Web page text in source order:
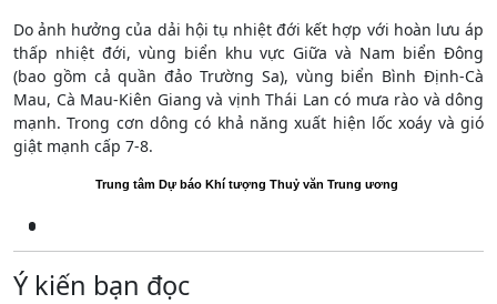
Do ảnh hưởng của dải hội tụ nhiệt đới kết hợp với hoàn lưu áp
thấp nhiệt đới, vùng biển khu vực Giữa và Nam biển Đông
(bao gồm cả quần đảo Trường Sa), vùng biển Bình Định-Cà
Mau, Cà Mau-Kiên Giang và vịnh Thái Lan có mưa rào và dông
mạnh. Trong cơn dông có khả năng xuất hiện lốc xoáy và gió
giật mạnh cấp 7-8.
Trung tâm Dự báo Khí tượng Thuỷ văn Trung ương
Ý kiến bạn đọc